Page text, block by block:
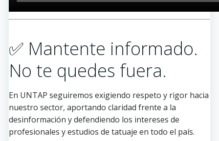
✅ Mantente informado.
No te quedes fuera.
En UNTAP seguiremos exigiendo respeto y rigor hacia
nuestro sector, aportando claridad frente a la
desinformación y defendiendo los intereses de
profesionales y estudios de tatuaje en todo el país.